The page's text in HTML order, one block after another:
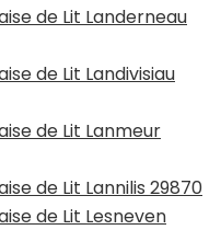
de Lit Landerneau
de Lit Landivisiau
de Lit Lanmeur
de Lit Lannilis 29870
de Lit Lesneven